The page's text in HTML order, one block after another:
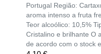
Portugal Região:
aroma intenso a fruta
Teor alcoólico: 10,5%
Cristalino e brilhante O
de acordo com o stock